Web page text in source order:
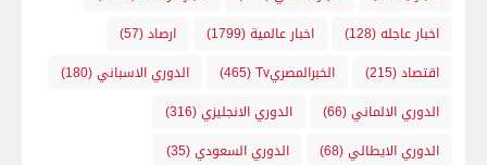
اخبار عاجله(128) اخبار عالمية(1799) ارصاد(57)
اقتصاد(215) الخبرالمصريTv (465) الدوري الاسباني(180)
الدوري الالماني(66) الدوري الانجليزي(316)
الدوري الايطالي(68) الدوري السعودي(35)